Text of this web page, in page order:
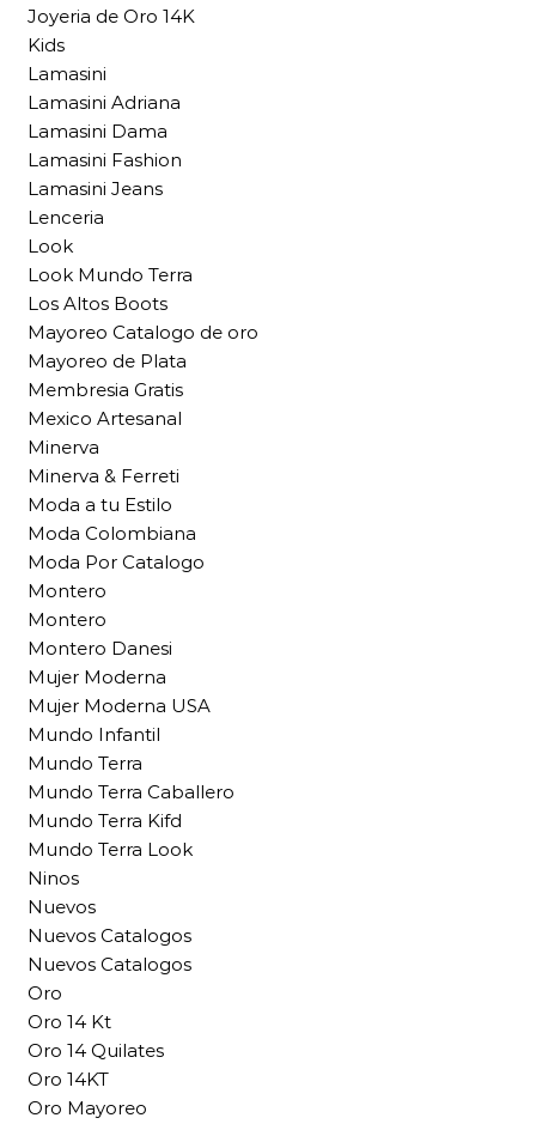
Joyeria de Oro 14K
Kids
Lamasini
Lamasini Adriana
Lamasini Dama
Lamasini Fashion
Lamasini Jeans
Lenceria
Look
Look Mundo Terra
Los Altos Boots
Mayoreo Catalogo de oro
Mayoreo de Plata
Membresia Gratis
Mexico Artesanal
Minerva
Minerva & Ferreti
Moda a tu Estilo
Moda Colombiana
Moda Por Catalogo
Montero
Montero
Montero Danesi
Mujer Moderna
Mujer Moderna USA
Mundo Infantil
Mundo Terra
Mundo Terra Caballero
Mundo Terra Kifd
Mundo Terra Look
Ninos
Nuevos
Nuevos Catalogos
Nuevos Catalogos
Oro
Oro 14 Kt
Oro 14 Quilates
Oro 14KT
Oro Mayoreo